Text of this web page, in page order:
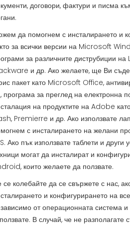
договори, фактури и писма
да помогнем с инсталирането и
за всички версии на Microsoft
за различните диструбиции
и др. Ако желаете, ще Ви
пакет като Microsoft Office,
програма за преглед на
на продуктите на Adobe
Premierre и др. Ако използвате
с инсталирането на желани
Ако пък използвате таблети и
могат да инсталират и
които желаете да ползвате.
се колебайте да се свържете с нас,
и конфигурирането на
от операционната система и
В случай, че не